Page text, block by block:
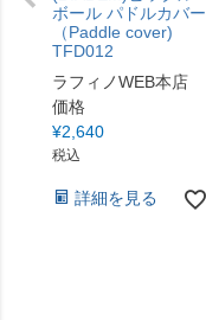
ボール パドルカバー
（Paddle cover)
TFD012
ラフィノWEB本店
価格
¥2,640
税込
詳細を見る